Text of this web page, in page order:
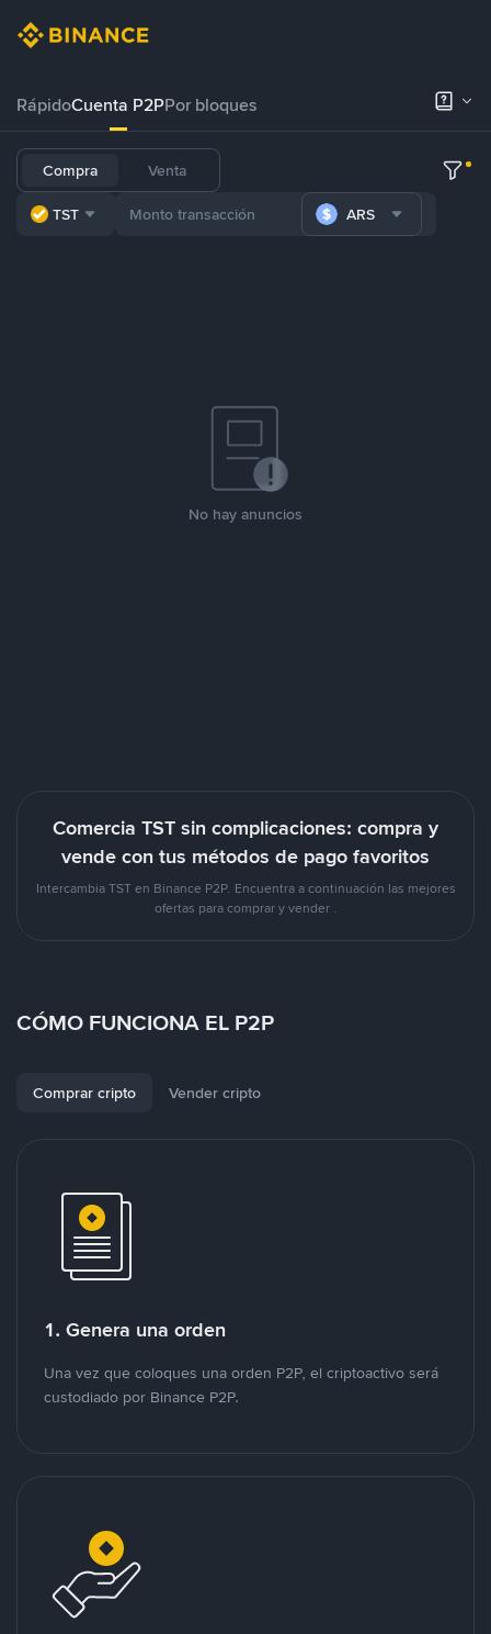
RápidoCuenta P2PPor bloques
Compra Venta
TST ARS
No hay anuncios
Comercia TST sin complicaciones: compra y
vende con tus métodos de pago favoritos
Intercambia TST en Binance P2P. Encuentra a continuación las mejores
ofertas para comprar y vender .
CÓMO FUNCIONA EL P2P
Comprar cripto Vender cripto
1. Genera una orden
Una vez que coloques una orden P2P, el criptoactivo será
custodiado por Binance P2P.